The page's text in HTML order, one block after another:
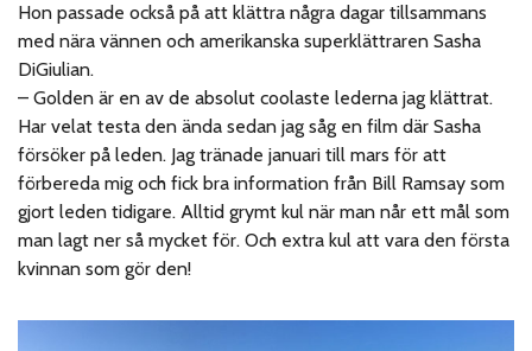
Hon passade också på att klättra några dagar tillsammans
med nära vännen och amerikanska superklättraren Sasha
DiGiulian.
– Golden är en av de absolut coolaste lederna jag klättrat.
Har velat testa den ända sedan jag såg en film där Sasha
försöker på leden. Jag tränade januari till mars för att
förbereda mig och fick bra information från Bill Ramsay som
gjort leden tidigare. Alltid grymt kul när man når ett mål som
man lagt ner så mycket för. Och extra kul att vara den första
kvinnan som gör den!